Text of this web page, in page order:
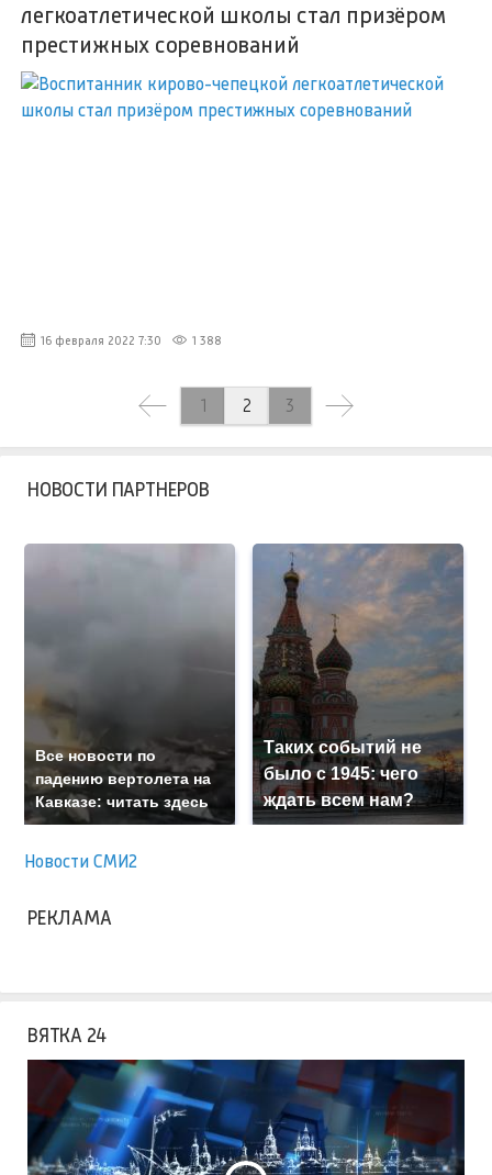
легкоатлетической школы стал призёром
престижных соревнований
16 февраля 2022 7:30 1 388
1 2 3
НОВОСТИ ПАРТНЕРОВ
Все новости по
падению вертолета на
Кавказе: читать здесь
Таких событий не
было с 1945: чего
ждать всем нам?
Новости СМИ2
РЕКЛАМА
ВЯТКА 24